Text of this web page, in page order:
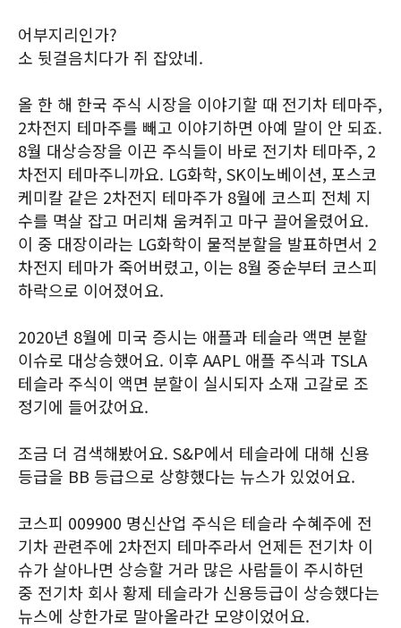
어부지리인가?
소 뒷걸음치다가 쥐 잡았네.
올 한 해 한국 주식 시장을 이야기할 때 전기차 테마주,
2차전지 테마주를 빼고 이야기하면 아예 말이 안 되죠.
8월 대상승장을 이끈 주식들이 바로 전기차 테마주, 2
차전지 테마주니까요. LG화학, SK이노베이션, 포스코
케미칼 같은 2차전지 테마주가 8월에 코스피 전체 지
수를 멱살 잡고 머리채 움켜쥐고 마구 끌어올렸어요.
이 중 대장이라는 LG화학이 물적분할을 발표하면서 2
차전지 테마가 죽어버렸고, 이는 8월 중순부터 코스피
하락으로 이어졌어요.
2020년 8월에 미국 증시는 애플과 테슬라 액면 분할
이슈로 대상승했어요. 이후 AAPL 애플 주식과 TSLA
테슬라 주식이 액면 분할이 실시되자 소재 고갈로 조
정기에 들어갔어요.
조금 더 검색해봤어요. S&P에서 테슬라에 대해 신용
등급을 BB 등급으로 상향했다는 뉴스가 있었어요.
코스피 009900 명신산업 주식은 테슬라 수혜주에 전
기차 관련주에 2차전지 테마주라서 언제든 전기차 이
슈가 살아나면 상승할 거라 많은 사람들이 주시하던
중 전기차 회사 황제 테슬라가 신용등급이 상승했다는
뉴스에 상한가로 말아올라간 모양이었어요.